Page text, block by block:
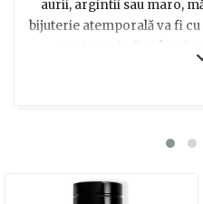
aurii, argintii sau maro,
bijuterie atemporală va fi
pentru cei aflați în
pentru un coleg de
a celebra o viață dedicată